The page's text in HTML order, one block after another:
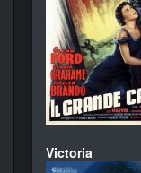
Victoria